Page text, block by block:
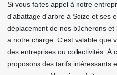
Si vous faites appel à notre
d'abattage d'arbre à Soize et ses
déplacement de nos bûcherons
à notre charge. C'est valable que
des entreprises ou collectivités. À
proposons des tarifs intéressants